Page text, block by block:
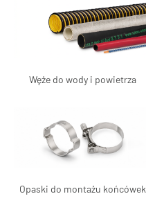
Węże do wody i powietrza
Opaski do montażu końcówek